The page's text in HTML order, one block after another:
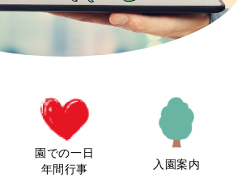
園での一日
年間行事
入園案内